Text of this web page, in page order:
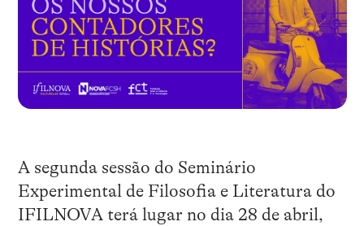
A segunda sessão do Seminário
Experimental de Filosofia e Literatura do
IFILNOVA terá lugar no dia 28 de abril,